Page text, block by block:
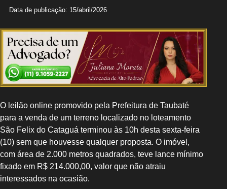
Data de publicação: 15/abril/2026
O leilão online promovido pela Prefeitura de Taubaté
para a venda de um terreno localizado no loteamento
São Felix do Cataguá terminou às 10h desta sexta-feira
(10) sem que houvesse qualquer proposta. O imóvel,
com área de 2.000 metros quadrados, teve lance mínimo
fixado em R$ 214.000,00, valor que não atraiu
interessados na ocasião.